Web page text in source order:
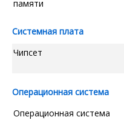
памяти
Системная плата
Чипсет
Операционная система
Операционная система